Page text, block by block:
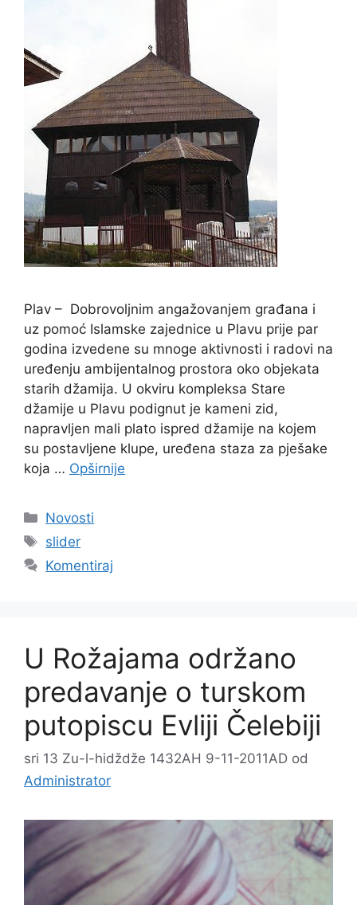
Plav – Dobrovoljnim angažovanjem građana i
uz pomoć Islamske zajednice u Plavu prije par
godina izvedene su mnoge aktivnosti i radovi na
uređenju ambijentalnog prostora oko objekata
starih džamija. U okviru kompleksa Stare
džamije u Plavu podignut je kameni zid,
napravljen mali plato ispred džamije na kojem
su postavljene klupe, uređena staza za pješake
koja … Opširnije
Kategorije
Novosti
Oznake
slider
Komentiraj
U Rožajama održano
predavanje o turskom
putopiscu Evliji Čelebiji
sri 13 Zu-l-hidždže 1432AH 9-11-2011AD od
Administrator